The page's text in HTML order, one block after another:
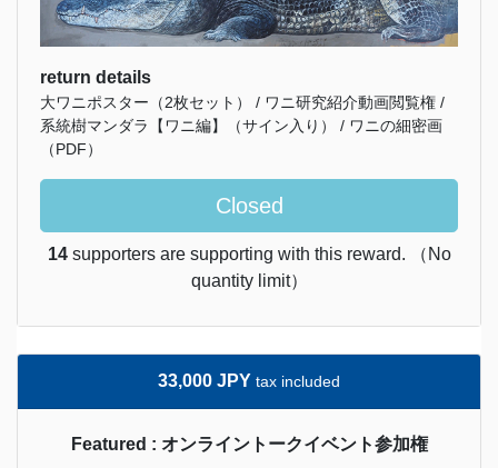
return details
大ワニポスター（2枚セット） / ワニ研究紹介動画閲覧権 /
系統樹マンダラ【ワニ編】（サイン入り） / ワニの細密画
（PDF）
Closed
14supporters are supporting with this reward. （No
quantity limit）
33,000 JPY tax included
Featured : オンライントークイベント参加権